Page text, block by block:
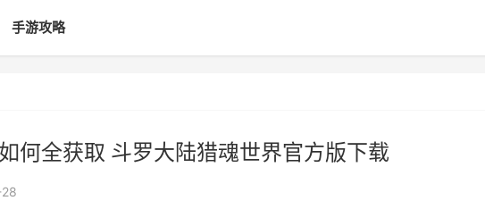
手游攻略
何全获取 斗罗大陆猎魂世界官方版下载